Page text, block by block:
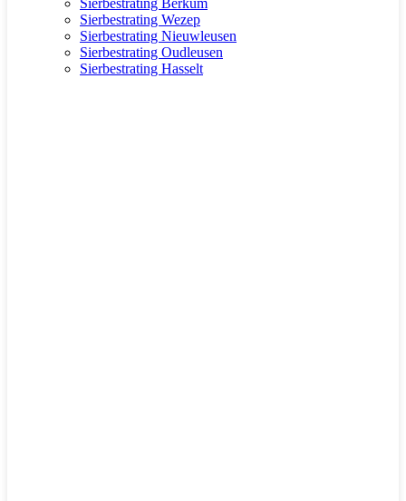
Sierbestrating Wezep
Sierbestrating Nieuwleusen
Sierbestrating Oudleusen
Sierbestrating Hasselt